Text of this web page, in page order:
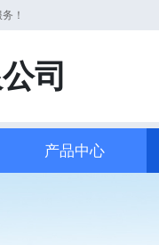
！
司
产品中心